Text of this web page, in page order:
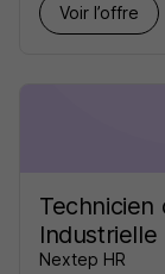
Voir l’offre
Technicien
Industrielle
Nextep HR